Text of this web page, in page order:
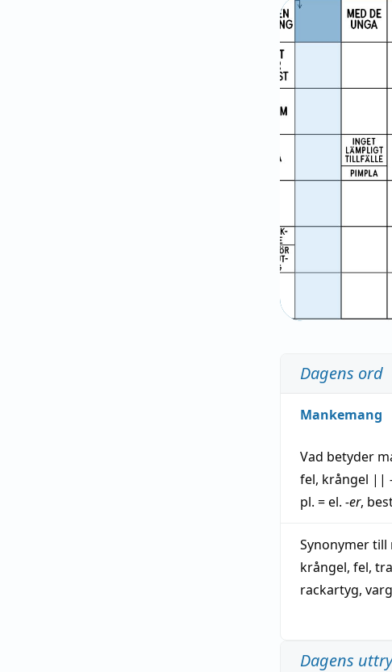
Dagens ord
Mankemang
Vad betyder
fel, krångel ||
pl. = el. -er,
Synonymer till
krångel, fel,
rackartyg, varg
Dagens